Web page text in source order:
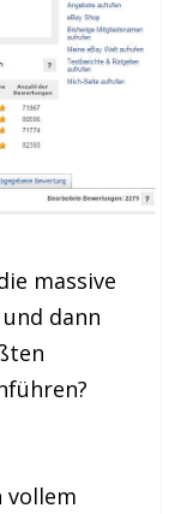
massive
dann
vollem